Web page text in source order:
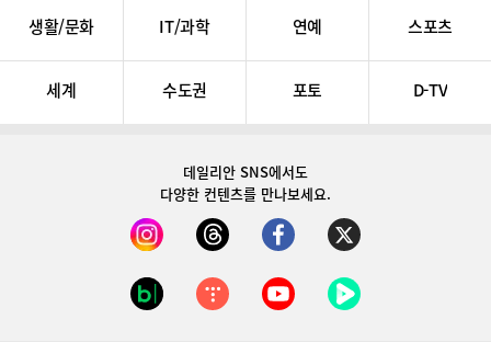
생활/문화 IT/과학 연예 스포츠
세계 수도권 포토 D-TV
데일리안 SNS에서도
다양한 컨텐츠를 만나보세요.